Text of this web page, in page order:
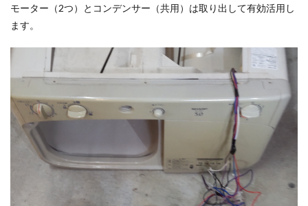
モーター（2つ）とコンデンサー（共用）は取り出して有効活用し
ます。